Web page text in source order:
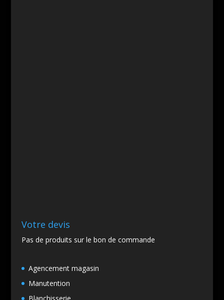
Votre devis
Pas de produits sur le bon de commande
Agencement magasin
Manutention